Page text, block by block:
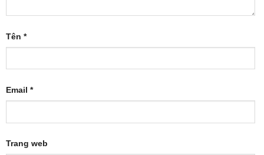
Tên *
Email *
Trang web